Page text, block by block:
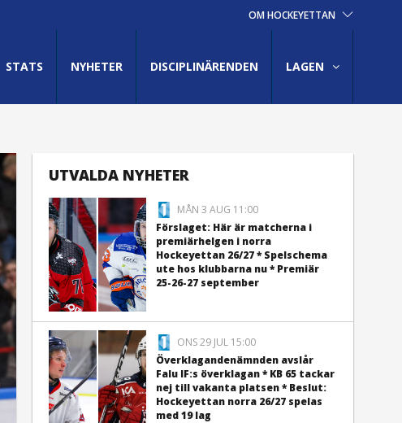
OM HOCKEYETTAN
STATS NYHETER DISCIPLINÄRENDEN LAGEN
UTVALDA NYHETER
MÅN 3 AUG 11:00
Förslaget: Här är matcherna i
premiärhelgen i norra
Hockeyettan 26/27 * Spelschema
ute hos klubbarna nu * Premiär
25-26-27 september
ONS 29 JUL 15:00
Överklagandenämnden avslår
Falu IF:s överklagan * KB 65 tackar
nej till vakanta platsen * Beslut:
Hockeyettan norra 26/27 spelas
med 19 lag